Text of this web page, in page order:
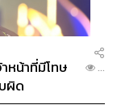
หน้าที่มีโทษ
ผิด
...